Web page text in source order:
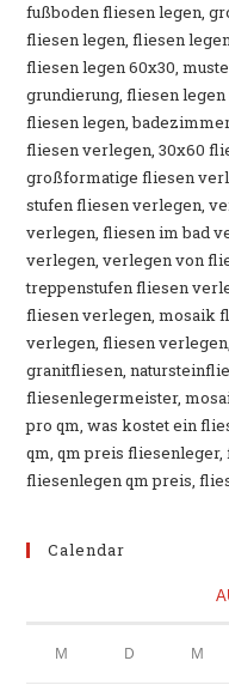
fußboden fliesen legen,
fliesen legen, fliesen
fliesen legen 60x30,
grundierung, fliesen
fliesen legen,
fliesen verlegen, 30x60
großformatige fliesen
stufen fliesen verlegen,
verlegen, fliesen im bad
verlegen, verlegen von
treppenstufen fliesen
fliesen verlegen, mosaik
verlegen, fliesen
granitfliesen,
fliesenlegermeister,
pro qm, was kostet ein
qm, qm preis
fliesenlegen qm preis,
Calendar
M D M